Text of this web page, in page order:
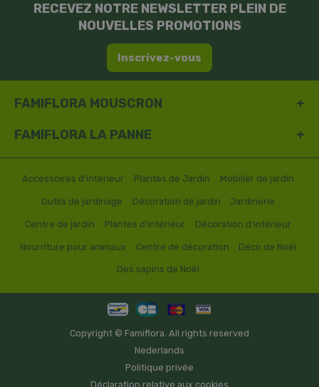
RECEVEZ NOTRE NEWSLETTER PLEIN DE
NOUVELLES PROMOTIONS
Inscrivez-vous
FAMIFLORA MOUSCRON
FAMIFLORA LA PANNE
Accessoires d’intérieur Plantes de Jardin Mobilier de jardin
Outils de jardinage Décoration de jardin Jardinerie
Centre de jardin Plantes d'intérieur Décoration d’intérieur
Nourriture pour animaux Centre de décoration Déco de Noël
Des sapins de Noël
Copyright © Famiflora. All rights reserved
Nederlands
Politique privée
Déclaration relative aux cookies